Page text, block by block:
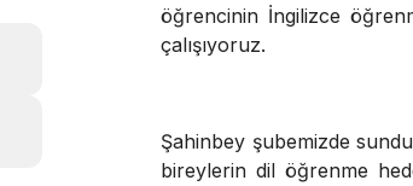
öğrencinin İngilizce
çalışıyoruz.
Şahinbey şubemizde
bireylerin dil öğrenme